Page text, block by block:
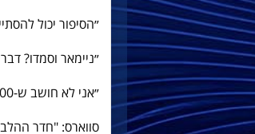
״הסיפור יכול
״ניימאר וסמדו?
״אני לא חושב ש-200 או 300 מיליון יועילו לברצלונה יותר מניימאר״.
סווארס: "חדר